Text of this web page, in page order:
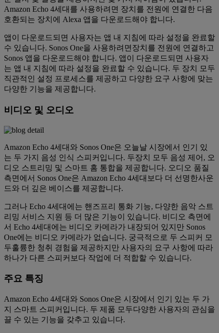
Amazon Echo 4세대를 사용하려면 장치를 전원에 연결한 다음
호환되는 장치에 Alexa 앱을 다운로드해야 합니다.
앱이 다운로드되면 사용자는 앱 내 지침에 따라 설정을 완료할
수 있습니다. Sonos One을 사용하려면장치를 전원에 연결하고
Sonos 앱을 다운로드해야 합니다. 앱이 다운로드되면 사용자
는 앱 내 지침에 따라 설정을 완료할 수 있습니다. 두 장치 모두
직관적인 설정 프로세스를 제공하고 다양한 요구 사항에 맞는
다양한 기능을 제공합니다.
비디오 및 오디오
Amazon Echo 4세대와 Sonos One은 오늘날 시장에서 인기 있
는 두 가지 음성 인식 스피커입니다. 두장치 모두 음성 제어, 오
디오 스트리밍 및 스마트 홈 통합을 제공합니다. 오디오 품질
측면에서 Sonos One은 Amazon Echo 4세대보다 더 선명한사운
드와 더 깊은 베이스를 제공합니다.
그러나 Echo 4세대에는 핸즈프리 통화 기능, 다양한 음악 스트
리밍 서비스 지원 등 더 많은 기능이 있습니다. 비디오 측면에
서 Echo 4세대에는 비디오 카메라가 내장되어 있지만 Sonos
One에는 비디오 카메라가 없습니다. 궁극적으로 두 스피커 모
두훌륭한 청취 경험을 제공하지만 사용자의 요구 사항에 따라
하나가 다른 스피커보다 작업에 더 적합할 수 있습니다.
주요 특징
Amazon Echo 4세대와 Sonos One은 시장에서 인기 있는 두 가
지 스마트 스피커입니다. 두 제품 모두다양한 사용자의 관심을
끌 수 있는 기능을 갖추고 있습니다.